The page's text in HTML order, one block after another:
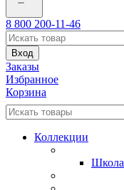
8 800 200-11-46
Вход
Заказы
Избранное
Корзина
Коллекции
Школа